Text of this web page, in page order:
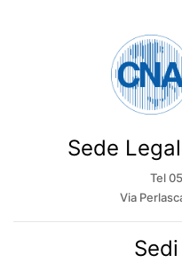
Sede
Tel
Via